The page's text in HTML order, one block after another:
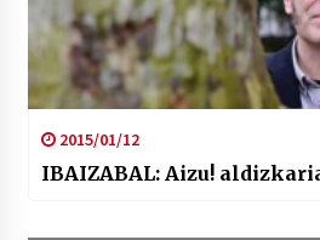
2015/01/12